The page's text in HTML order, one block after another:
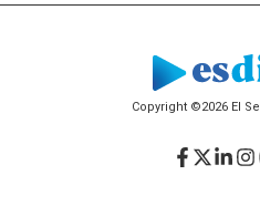
Copyright ©2026 El